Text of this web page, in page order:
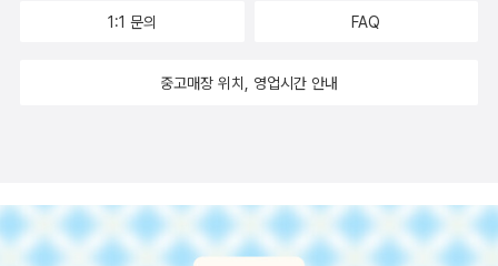
들어주었기 때문이며 이제는 희주 자신이 소원을 쓰는 사람, 신이 되
을 읽어보면 이 정도의 사랑은 꽤 얌전한 사랑이라는 걸 알게 되는데,
만, 그 온전함을 파괴하는 건 그 추운 날 교복 하나에 목도리만 걸치고
나온 ‘희도’를 걱정했다가 그의 목울대를 보고 혐오의 눈빛을 보내며
이 있었고, 그건 자주 레퍼런스 삼던 소년만화와는 달랐다. 말하자면
워하지 않아서라는 걸 깨달았다. 맞을 걸 예상하면 웅크리게 될 텐
1:1 문의 FAQ
중고매장 위치, 영업시간 안내